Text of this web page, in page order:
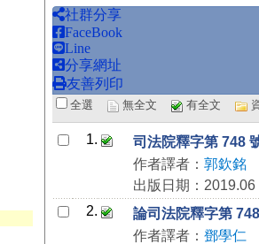
社群分享
FaceBook
Line
分享網址
友善列印
全選 無全文 有全文
1.
司法院釋字第 748
作者譯者： 郭欽銘
出版日期：2019.06
2.
論司法院釋字第
作者譯者： 鄧學仁